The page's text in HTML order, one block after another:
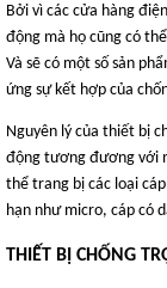
Bởi vì các cửa hàng
động mà họ cũng có
Và sẽ có một số sản
ứng sự kết hợp của
Nguyên lý của thiết bị
động tương đương với
thể trang bị các loại
hạn như micro, cáp có
THIẾT BỊ CHỐNG